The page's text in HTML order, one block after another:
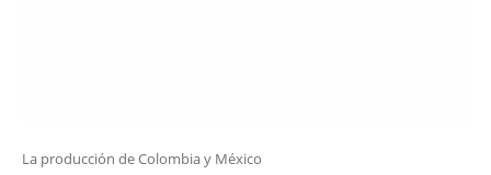
La producción de Colombia y México